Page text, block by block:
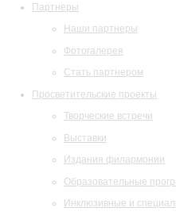
Партнеры
Наши партнеры
Фотогалерея
Стать партнером
Просветительские проекты
Творческие встречи
Выставки
Издания филармонии
Образовательные
Инклюзивные и